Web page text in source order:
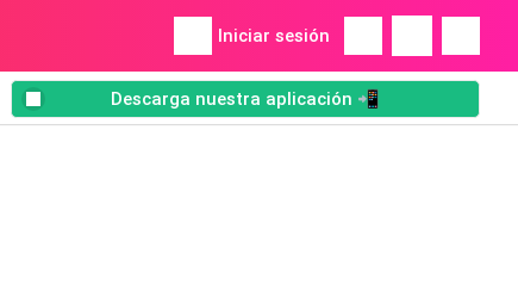
Iniciar sesión
Descarga nuestra aplicación 📲